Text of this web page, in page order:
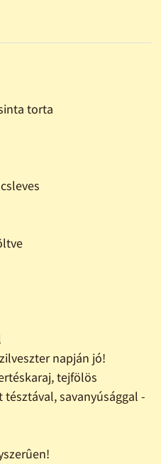
torta
napján jó!
tejfölös
savanyúsággal -